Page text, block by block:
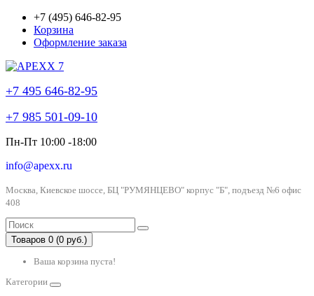
+7 (495) 646-82-95
Корзина
Оформление заказа
+7 495 646-82-95
+7 985 501-09-10
Пн-Пт 10:00 -18:00
info@apexx.ru
Москва, Киевское шоссе, БЦ "РУМЯНЦЕВО" корпус "Б", подъезд №6 офис
408
Товаров 0 (0 руб.)
Ваша корзина пуста!
Категории